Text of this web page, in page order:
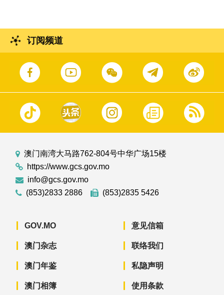
订阅频道
澳门南湾大马路762-804号中华广场15楼
https://www.gcs.gov.mo
info@gcs.gov.mo
(853)2833 2886
(853)2835 5426
GOV.MO
澳门杂志
澳门年鉴
澳门相簿
意见信箱
联络我们
私隐声明
使用条款